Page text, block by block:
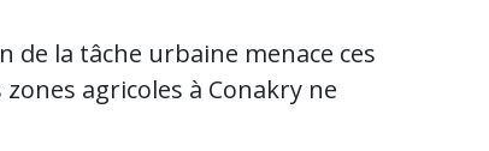
de la tâche urbaine menace ces
agricoles à Conakry ne